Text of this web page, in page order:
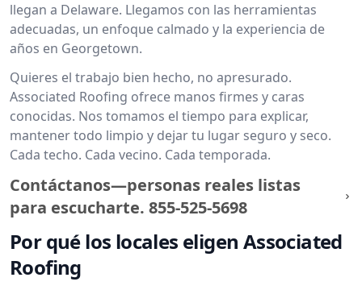
llegan a Delaware. Llegamos con las herramientas
adecuadas, un enfoque calmado y la experiencia de
años en Georgetown.
Quieres el trabajo bien hecho, no apresurado.
Associated Roofing ofrece manos firmes y caras
conocidas. Nos tomamos el tiempo para explicar,
mantener todo limpio y dejar tu lugar seguro y seco.
Cada techo. Cada vecino. Cada temporada.
Contáctanos—personas reales listas
para escucharte. 855-525-5698
Por qué los locales eligen Associated
Roofing